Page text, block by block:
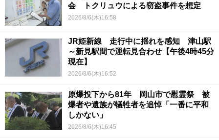
会 トクリュウによる窃盗事件を想定
2026/8/6(木)16:58
JR姫新線 走行中に揺れを感知 津山駅
～新見駅間で運転見合わせ【午後4時45分
現在】
2026/8/6(木)16:52
原爆投下から81年 岡山市で慰霊祭 被
爆者や遺族が犠牲者を追悼「一番に平和
しかない」
2026/8/6(木)16:45